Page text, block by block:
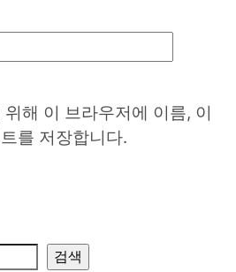
해 이 브라우저에 이름, 이
를 저장합니다.
검색